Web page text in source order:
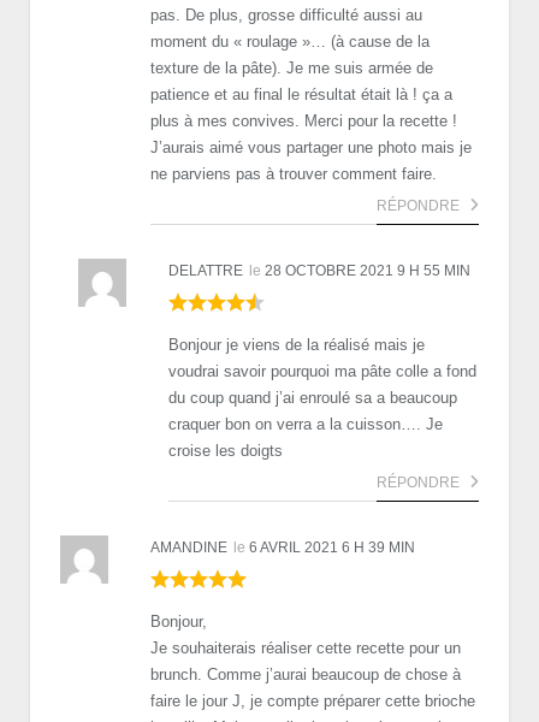
pas. De plus, grosse difficulté aussi au
moment du « roulage »… (à cause de la
texture de la pâte). Je me suis armée de
patience et au final le résultat était là ! ça a
plus à mes convives. Merci pour la recette !
J’aurais aimé vous partager une photo mais je
ne parviens pas à trouver comment faire.
RÉPONDRE
DELATTRE le 28 OCTOBRE 2021 9 H 55 MIN
Bonjour je viens de la réalisé mais je
voudrai savoir pourquoi ma pâte colle a fond
du coup quand j’ai enroulé sa a beaucoup
craquer bon on verra a la cuisson…. Je
croise les doigts
RÉPONDRE
AMANDINE le 6 AVRIL 2021 6 H 39 MIN
Bonjour,
Je souhaiterais réaliser cette recette pour un
brunch. Comme j’aurai beaucoup de chose à
faire le jour J, je compte préparer cette brioche